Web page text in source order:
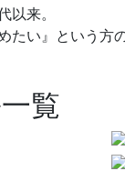
来。
たい』という方